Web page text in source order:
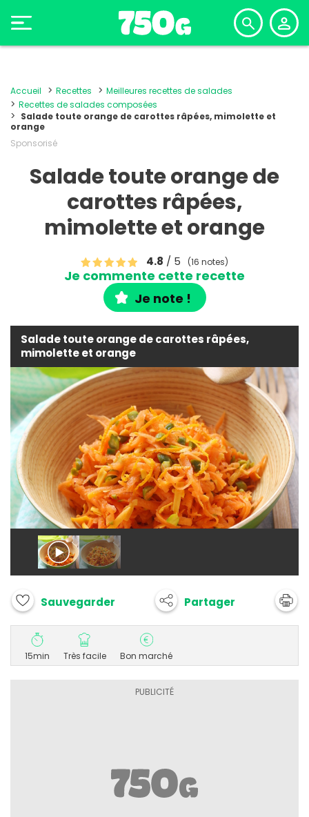
Accueil Recettes
Meilleures recettes de salades
Recettes de salades composées
Salade toute orange de carottes râpées, mimolette et
orange
Sponsorisé
Salade toute orange de
carottes râpées,
mimolette et orange
4.8 / 5 (16 notes)
Je commente cette recette
Je note !
Salade toute orange de carottes râpées,
mimolette et orange
Sauvegarder Partager
15min Très facile Bon marché